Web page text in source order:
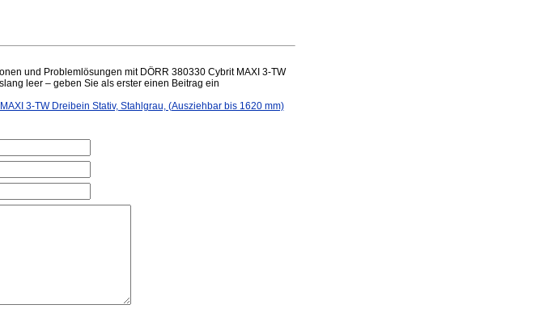
und Problemlösungen mit DÖRR 380330 Cybrit MAXI 3-TW
leer – geben Sie als erster einen Beitrag ein
3-TW Dreibein Stativ, Stahlgrau, (Ausziehbar bis 1620 mm)